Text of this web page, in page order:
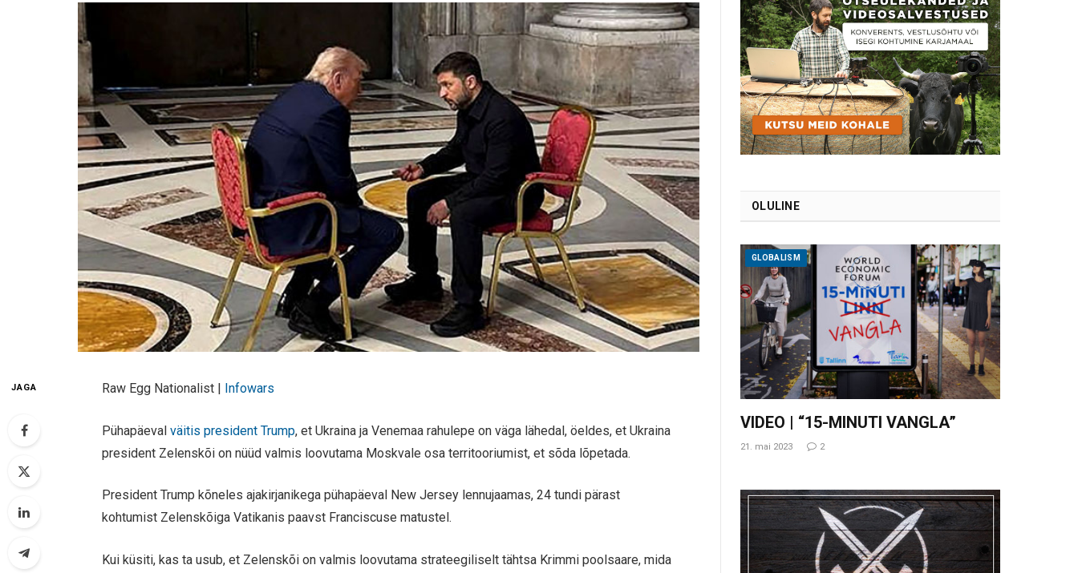
JAGA Raw Egg Nationalist | Infowars
Pühapäevalväitis president Trump, et Ukraina ja Venemaa rahulepe on väga lähedal, öeldes, et Ukraina
president Zelenskõi on nüüd valmis loovutama Moskvale osa territooriumist, et sõda lõpetada.
President Trump kõneles ajakirjanikega pühapäeval New Jersey lennujaamas, 24 tundi pärast
kohtumist Zelenskõiga Vatikanis paavst Franciscuse matustel.
Kui küsiti, kas ta usub, et Zelenskõi on valmis loovutama strateegiliselt tähtsa Krimmi poolsaare, mida
OLULINE
GLOBALISM
VIDEO | “15-MINUTI VANGLA”
21. mai 2023 2